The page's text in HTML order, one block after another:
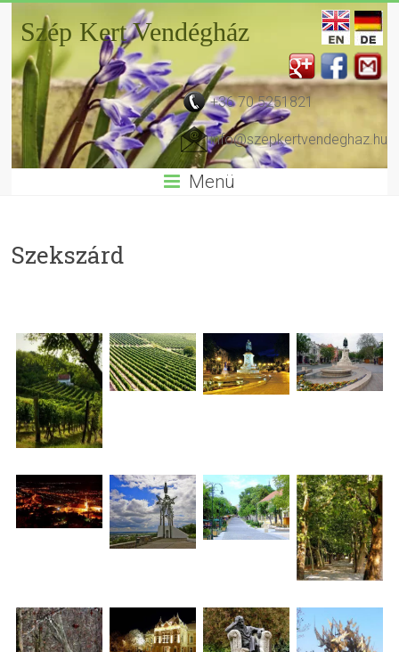
Szép Kert Vendégház
+36 70 5251821
info@szepkertvendeghaz.hu
Menü
Szekszárd